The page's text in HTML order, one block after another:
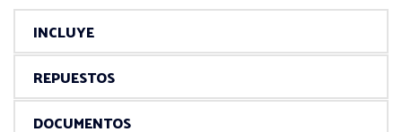
INCLUYE
REPUESTOS
DOCUMENTOS